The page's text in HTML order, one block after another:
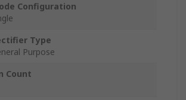
Configuration
Type
Purpose
Count